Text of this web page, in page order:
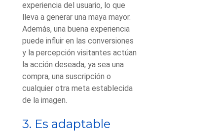
experiencia del usuario, lo que
lleva a generar una maya mayor.
Además, una buena experiencia
puede influir en las conversiones
y la percepción visitantes actúan
la acción deseada, ya sea una
compra, una suscripción o
cualquier otra meta establecida
de la imagen.
3. Es adaptable